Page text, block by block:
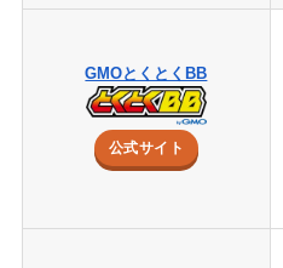
GMOとくとくBB
公式サイト